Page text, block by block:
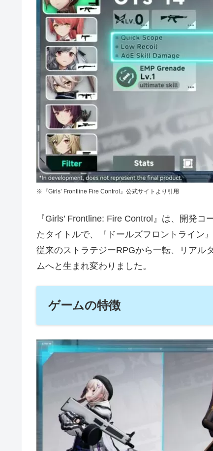
※『Girls’ Frontline Fire Control』公式サイトより引用
『Girls’ Frontline: Fire Control』は、開発
たタイトルで、『ドールズフロントライン
従来のストラテジーRPGから一転、リアル
ムへと生まれ変わりました。
ゲームの特徴